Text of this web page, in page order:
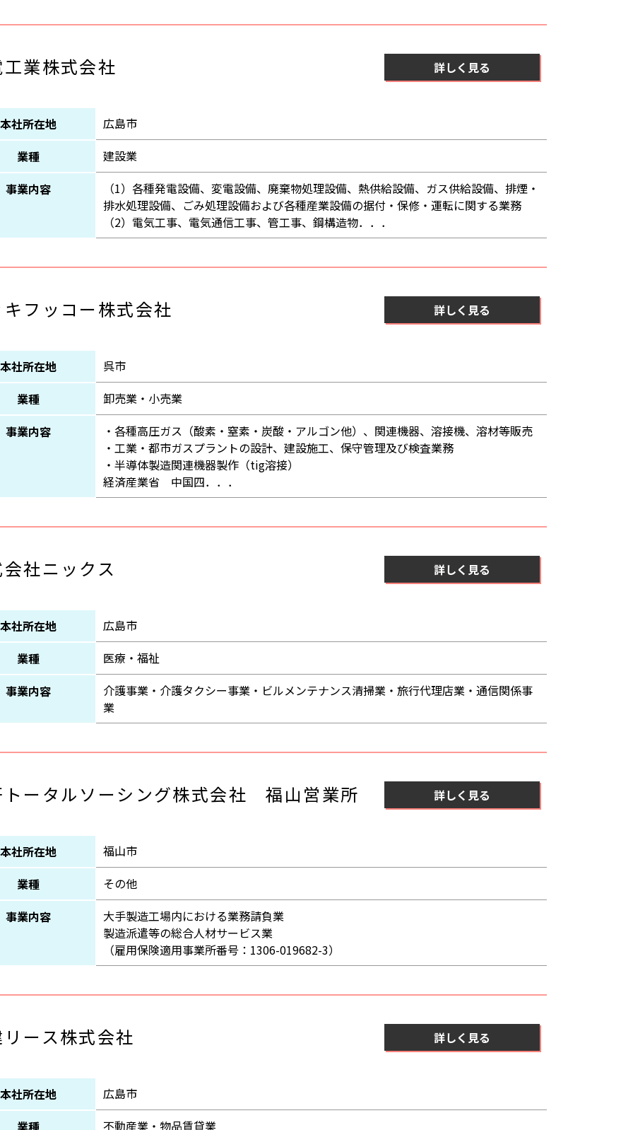
業株式会社 詳しく見る
本社所在地
広島市
業種
建設業
事業内容
（1）各種発電設備、変電設備、廃棄物処理設備、熱供給設備、ガス供給設備、排煙・
排水処理設備、ごみ処理設備および各種産業設備の据付・保修・運転に関する業務
（2）電気工事、電気通信工事、管工事、鋼構造物．．．
フッコー株式会社 詳しく見る
本社所在地
呉市
業種
卸売業・小売業
事業内容
・各種高圧ガス（酸素・窒素・炭酸・アルゴン他）、関連機器、溶接機、溶材等販売
・工業・都市ガスプラントの設計、建設施工、保守管理及び検査業務
・半導体製造関連機器製作（tig溶接）
経済産業省 中国四．．．
社ニックス 詳しく見る
本社所在地
広島市
業種
医療・福祉
事業内容
介護事業・介護タクシー事業・ビルメンテナンス清掃業・旅行代理店業・通信関係事
業
トータルソーシング株式会社 福山営業所 詳しく見る
本社所在地
福山市
業種
その他
事業内容
大手製造工場内における業務請負業
製造派遣等の総合人材サービス業
（雇用保険適用事業所番号：1306-019682-3）
ース株式会社 詳しく見る
本社所在地
広島市
業種
不動産業・物品賃貸業